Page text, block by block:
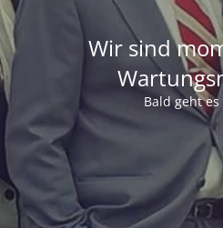
Wir sind
Bald geht